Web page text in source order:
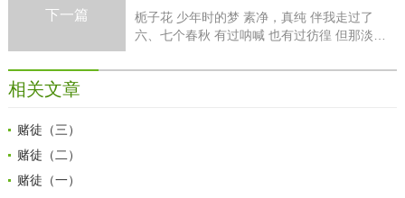
园。 工
下一篇
栀子花 少年时的梦 素净，真纯 伴我走过了
六、七个春秋 有过呐喊 也有过彷徨 但那淡雅
心底永恒的记忆 前进的路依旧漫长 依旧遍布荆
相关文章
赌徒（三）
赌徒（二）
赌徒（一）